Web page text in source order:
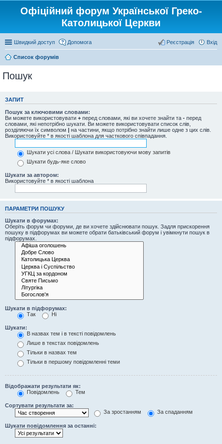
Офіційний форум Української Греко-
Католицької Церкви
Швидкий доступ Допомога Вхід
Реєстрація
Список форумів
Пошук
ЗАПИТ
Пошук за ключовими словами:
Ви можете використовувати + перед словами, які ви хочете знайти та - перед
словами, які непотрібно шукати. Ви можете використовувати список слів,
розділяючи їх символом | на частини, якщо потрібно знайти лише одне з цих слів.
Використовуйте * в якості шаблона для часткового співпадання.
Шукати усі слова / Шукати використовуючи мову запитів
Шукати будь-яке слово
Шукати за автором:
Використовуйте * в якості шаблона
ПАРАМЕТРИ ПОШУКУ
Шукати в форумах:
Оберіть форум чи форуми, де ви хочете здійснювати пошук. Задля прискорення
пошуку в підфорумах ви можете обрати батьківський форум і увімкнути пошук в
підфорумах.
Шукати в підфорумах:
Так
Ні
Шукати:
В назвах тем і в тексті повідомлень
Лише в текстах повідомлень
Тільки в назвах тем
Тільки в першому повідомленні теми
Відображати результати як:
Повідомлень
Тем
Сортувати результати за:
За зростанням
За спаданням
Шукати повідомлення за останні: